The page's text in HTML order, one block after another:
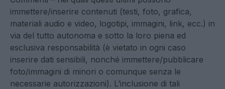
immettere/inserire contenuti (testi, foto, grafica,
materiali audio e video, logotipi, immagini, link, ecc.) in
via del tutto autonoma e sotto la loro piena ed
esclusiva responsabilità (è vietato in ogni caso
inserire dati sensibili, nonché immettere/pubblicare
foto/immagini di minori o comunque senza le
necessarie autorizzazioni). L’inclusione di tali